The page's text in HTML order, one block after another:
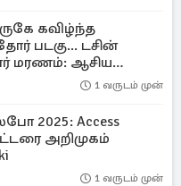
கவிழ்ந்த
படகு... டசின்
மரணம்: ஆசிய
1 வருடம் முன்
2025: Access
அறிமுகம்
1 வருடம் முன்